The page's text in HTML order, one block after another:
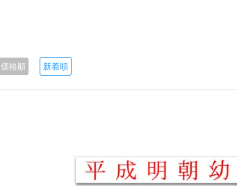
価格順 新着順